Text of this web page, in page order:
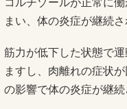
コルチゾールが正常に
まい、体の炎症が継続
筋力が低下した状態で
ますし、肉離れの症状
の影響で体の炎症が継続